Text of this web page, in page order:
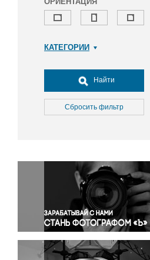
КАТЕГОРИИ
Досуг, туризм и отдых
Культура
Медицина
Окружающая среда
Политика
Правосудие
Происшествия и конфликты
Религия
Светская жизнь
Спорт
Найти
Сбросить фильтр